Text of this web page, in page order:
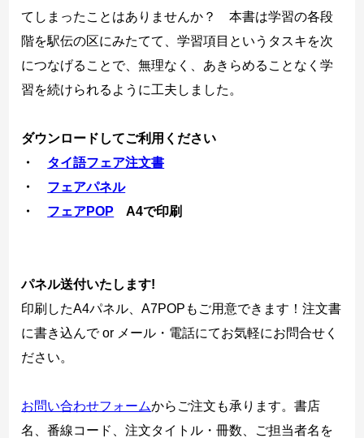
てしまったことはありませんか？ 本書は学習の各段
階を駅伝の区にみたてて、学習項目というタスキを次
につなげることで、無理なく、あきらめることなく学
習を続けられるように工夫しました。
ダウンロードしてご利用ください
・ タイ語フェア注文書
・
フェアパネル
・ フェアPOP A4で印刷
パネル送付いたします!
印刷したA4パネル、A7POPもご用意できます！注文書
に書き込んで or メール・電話にてお気軽にお問合せく
ださい。
お問い合わせフォームからご注文も承ります。書店
名、番線コード、注文タイトル・冊数、ご担当者名を